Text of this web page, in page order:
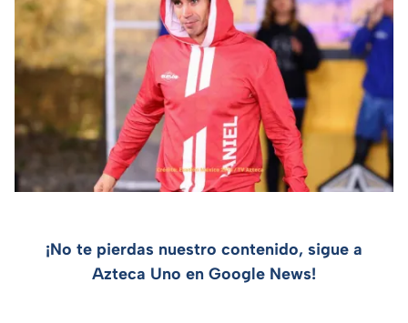
¡No te pierdas nuestro contenido, sigue a
Azteca Uno en Google News!